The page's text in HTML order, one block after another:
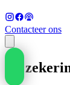
Contacteer ons
voor
De